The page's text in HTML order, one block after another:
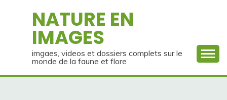
NATURE EN
IMAGES
imgaes, videos et dossiers complets sur le
monde de la faune et flore